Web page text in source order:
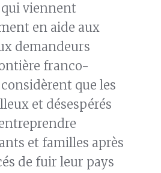
viennent
en aide aux
demandeurs
franco-
que les
et désespérés
et familles après
de fuir leur pays